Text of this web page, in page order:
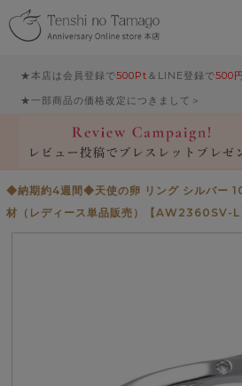
★本店は会員登録で500Pt ＆LINE登録で500
★一部商品の価格改定につきまして＞
◆納期約4週間◆天使の卵 リング シルバー
材（レディース単品販売）【AW2360SV-L